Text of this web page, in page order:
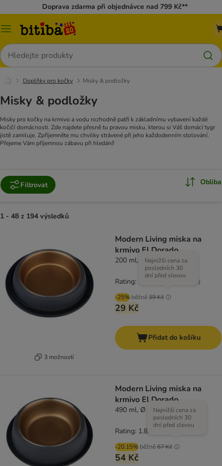
Doprava zdarma při objednávce nad 799 Kč**
Kategorie
Hledat
Doplňky pro kočky Misky & podložky
Misky & podložky
Misky pro kočky na krmivo a vodu rozhodně patří k základnímu vybavení každé
kočičí domácnosti. Zde najdete přesně tu pravou misku, kterou si Váš domácí tygr
jistě zamiluje. Zpříjemněte mu chvilky strávené při jeho každodenním stolování.
Přejeme Vám příjemnou zábavu při hledání!
Filtrovat Obliba
1 - 48 z 194 výsledků
3 možností
Modern Living miska na
krmivo El Dorado
200 ml, Ø 15,5 cm
-25% běžně39 Kč
Nejnižší cena za
posledních 30
dní před slevou
29 Kč
Rating: 1.8/5 4)
Přidat do košíku
Modern Living miska na
krmivo El Dorado
490 ml, Ø 21 cm
-20.15% běžně67 Kč
Nejnižší cena za
posledních 30
dní před slevou
54 Kč
Rating: 1.8/5